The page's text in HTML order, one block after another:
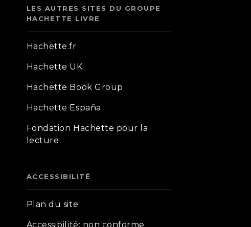
LES AUTRES SITES DU GROUPE
HACHETTE LIVRE
Hachette.fr
Hachette UK
Hachette Book Group
Hachette España
Fondation Hachette pour la
lecture
ACCESSIBILITÉ
Plan du site
Accessibilité: non conforme